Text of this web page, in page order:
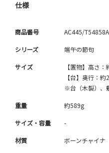
仕様
商品番号 AC445/T54858A
シリーズ 端午の節句
サイズ
【置物】高さ
【台】奥行：
※台（木製）、
重量 約589g
サイズ・容量 -
材質 ボーンチャイナ